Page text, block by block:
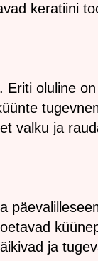
keratiini
oluline
valku ja
ja